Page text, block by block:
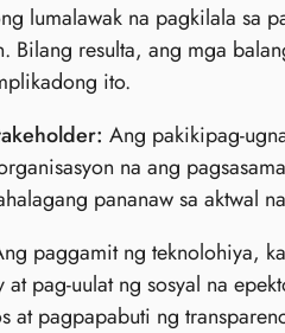
lumalawak na pagkilala sa
resulta, ang mga
ito.
Ang pakikipag-
na ang
pananaw sa aktwal
paggamit ng teknolohiya,
at pag-uulat ng sosyal na
at pagpapabuti ng